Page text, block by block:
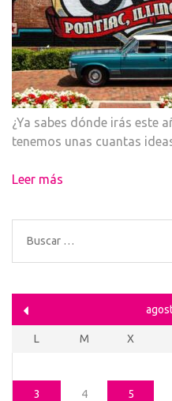
¿Ya sabes dónde irás este
tenemos unas cuantas
Leer más
Buscar:
L M X
3 4 5